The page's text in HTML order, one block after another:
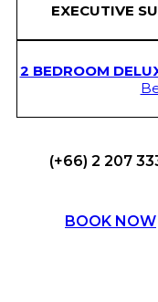
EXECUTIVE
2 BEDROOM
(+66) 2 207
BOOK NOW